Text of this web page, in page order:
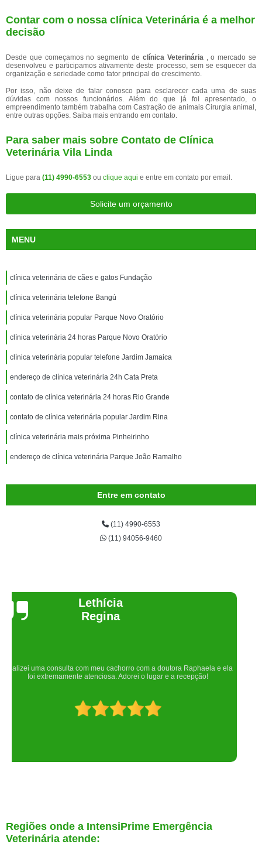
Contar com o nossa clínica Veterinária é a melhor
decisão
Desde que começamos no segmento de clínica Veterinária , o mercado se
desenvolveu e participamos ativamente deste processo, sem se esquecer da
organização e seriedade como fator principal do crescimento.
Por isso, não deixe de falar conosco para esclarecer cada uma de suas
dúvidas com nossos funcionários. Além do que já foi apresentado, o
empreendimento também trabalha com Castração de animais Cirurgia animal,
entre outras opções. Saiba mais entrando em contato.
Para saber mais sobre Contato de Clínica
Veterinária Vila Linda
Ligue para (11) 4990-6553 ou clique aqui e entre em contato por email.
Solicite um orçamento
MENU
clínica veterinária de cães e gatos Fundação
clínica veterinária telefone Bangú
clínica veterinária popular Parque Novo Oratório
clínica veterinária 24 horas Parque Novo Oratório
clínica veterinária popular telefone Jardim Jamaica
endereço de clínica veterinária 24h Cata Preta
contato de clínica veterinária 24 horas Rio Grande
contato de clínica veterinária popular Jardim Rina
clínica veterinária mais próxima Pinheirinho
endereço de clínica veterinária Parque João Ramalho
Entre em contato
(11) 4990-6553
(11) 94056-9460
Joelma Lilian
Um lugar maravilhoso. Sempre serei grata pelo que fizeram por nós!
Regiões onde a IntensiPrime Emergência
Veterinária atende: